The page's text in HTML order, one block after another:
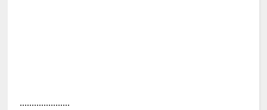
.....................